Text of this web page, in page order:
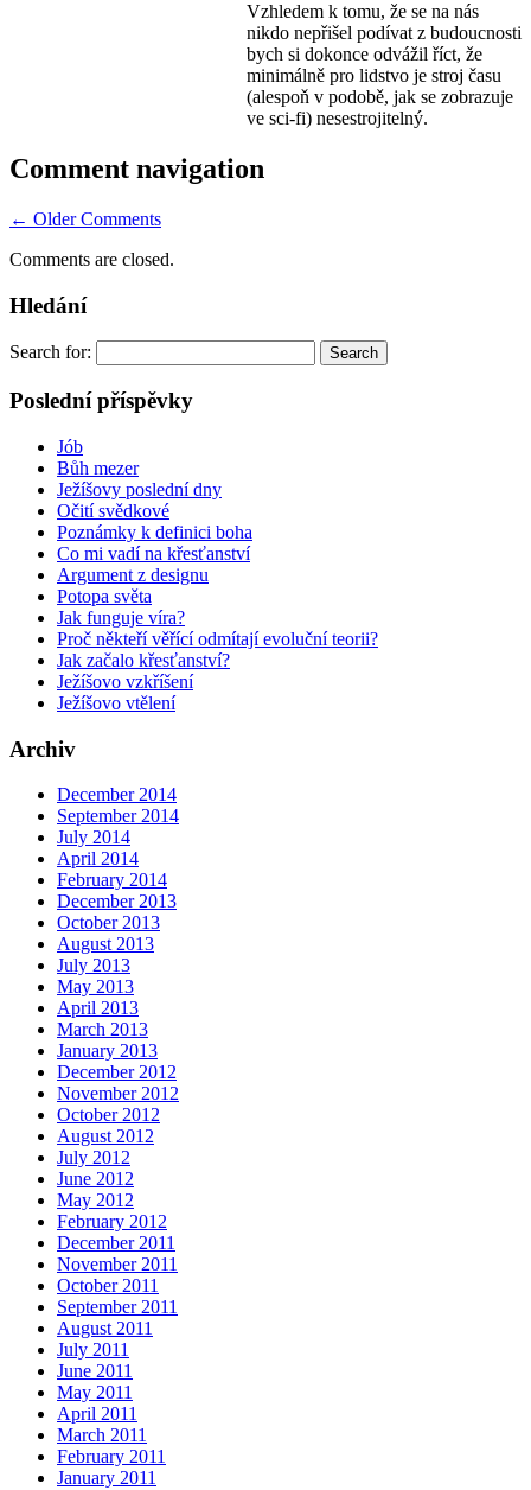
Vzhledem k tomu, že se na nás
nikdo nepřišel podívat z budoucnosti
bych si dokonce odvážil říct, že
minimálně pro lidstvo je stroj času
(alespoň v podobě, jak se zobrazuje
ve sci-fi) nesestrojitelný.
Comment navigation
← Older Comments
Comments are closed.
Hledání
Search for:
Poslední příspěvky
Jób
Bůh mezer
Ježíšovy poslední dny
Očití svědkové
Poznámky k definici boha
Co mi vadí na křesťanství
Argument z designu
Potopa světa
Jak funguje víra?
Proč někteří věřící odmítají evoluční teorii?
Jak začalo křesťanství?
Ježíšovo vzkříšení
Ježíšovo vtělení
Archiv
December 2014
September 2014
July 2014
April 2014
February 2014
December 2013
October 2013
August 2013
July 2013
May 2013
April 2013
March 2013
January 2013
December 2012
November 2012
October 2012
August 2012
July 2012
June 2012
May 2012
February 2012
December 2011
November 2011
October 2011
September 2011
August 2011
July 2011
June 2011
May 2011
April 2011
March 2011
February 2011
January 2011